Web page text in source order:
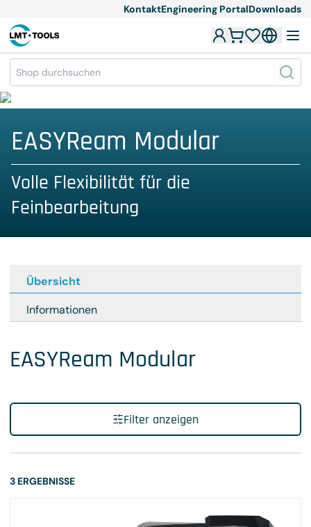
KontaktEngineering PortalDownloads
EASYReam Modular
Volle Flexibilität für die
Feinbearbeitung
Übersicht
Informationen
EASYReam Modular
Filter anzeigen
3 ERGEBNISSE